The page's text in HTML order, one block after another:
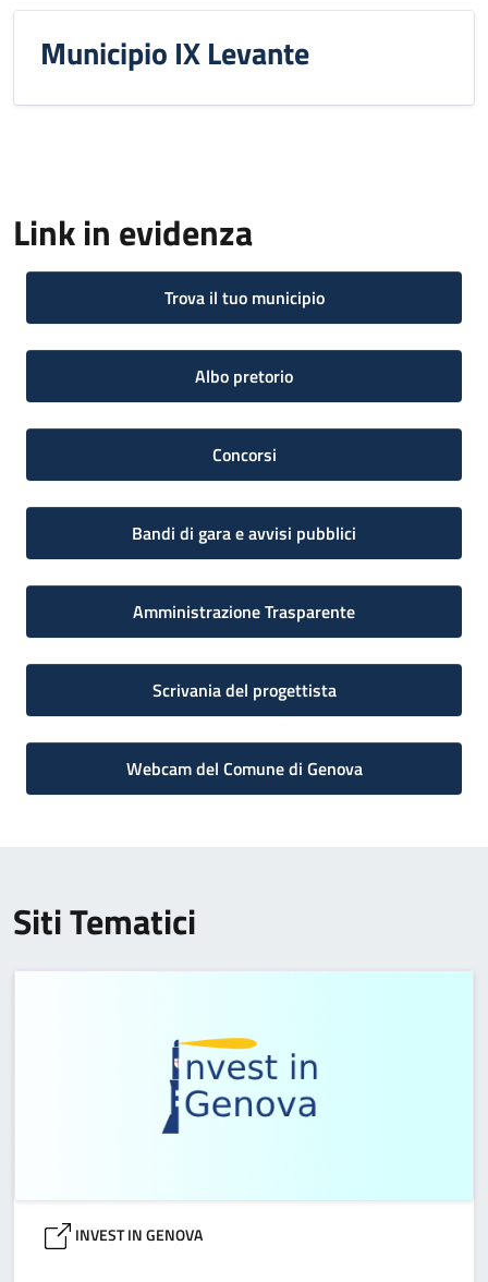
Municipio IX Levante
Link in evidenza
Trova il tuo municipio
Albo pretorio
Concorsi
Bandi di gara e avvisi pubblici
Amministrazione Trasparente
Scrivania del progettista
Webcam del Comune di Genova
Siti Tematici
INVEST IN GENOVA